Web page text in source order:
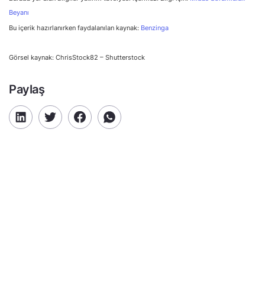
Beyanı
Bu içerik hazırlanırken faydalanılan kaynak: Benzinga
Görsel kaynak: ChrisStock82 – Shutterstock
Paylaş